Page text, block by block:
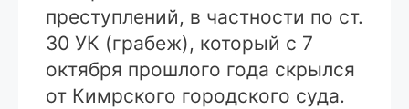
преступлений, в частности по ст.
30 УК (грабеж), который с 7
октября прошлого года скрылся
от Кимрского городского суда.